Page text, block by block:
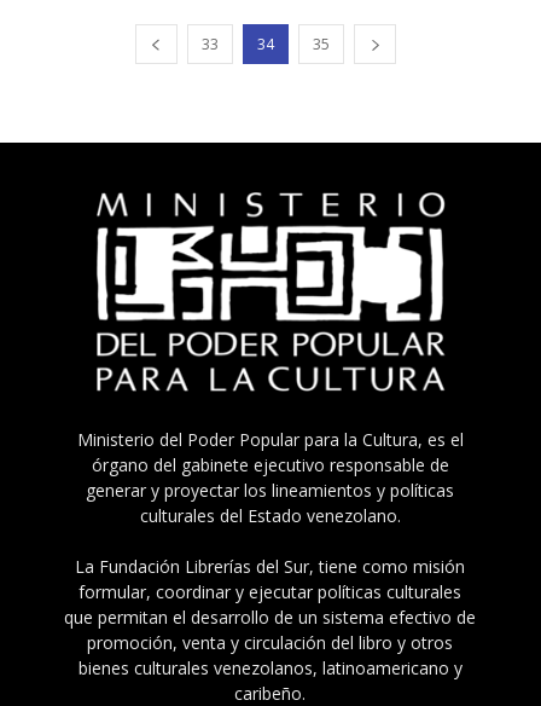
33 34 35
Ministerio del Poder Popular para la Cultura, es el
órgano del gabinete ejecutivo responsable de
generar y proyectar los lineamientos y políticas
culturales del Estado venezolano.
La Fundación Librerías del Sur, tiene como misión
formular, coordinar y ejecutar políticas culturales
que permitan el desarrollo de un sistema efectivo de
promoción, venta y circulación del libro y otros
bienes culturales venezolanos, latinoamericano y
caribeño.